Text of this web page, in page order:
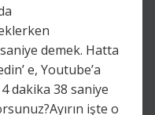
demek. Hatta
e, Youtube’a
dakika 38 saniye
işte o